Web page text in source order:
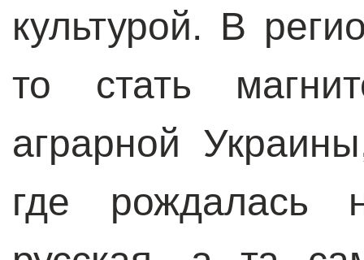
культурой. В
то стать
аграрной
где рождалась